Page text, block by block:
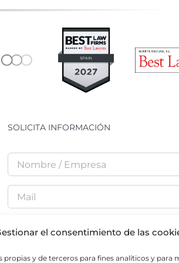
el consentimiento de las
propias y de terceros para fines analíticos y para
SOLICITA INFORMACIÓN
He leído y acepto laPolítica de Privacidad